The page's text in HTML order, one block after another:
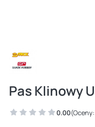
Pas Klinowy
0.00